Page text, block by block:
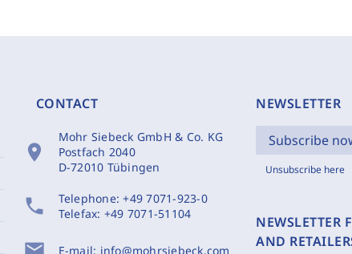
CONTACT
location_on
Mohr Siebeck GmbH & Co. KG
Postfach 2040
D-72010 Tübingen
phone Telephone:+49 7071-923-0
Telefax: +49 7071-51104
E-mail: info@mohrsiebeck.com
NEWSLETTER
Subscribe
Unsubscribe here
NEWSLETTER
AND